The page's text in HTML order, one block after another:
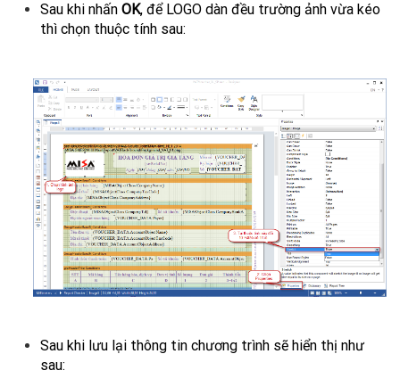
Sau khi nhấn OK, để LOGO dàn đều trường ảnh vừa kéo
thì chọn thuộc tính sau:
Sau khi lưu lại thông tin chương trình sẽ hiển thị như
sau: